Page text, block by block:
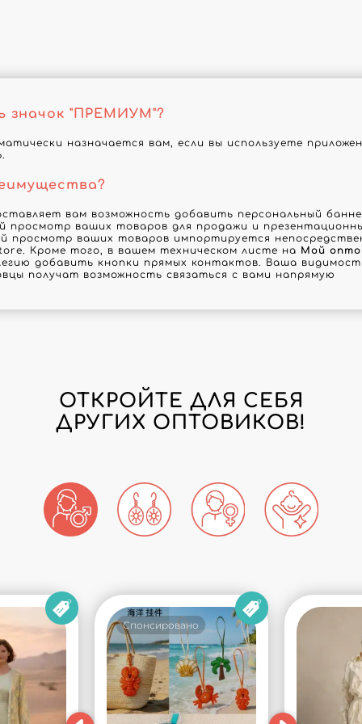
значок "ПРЕМИУМ"?
назначается вам, если вы используете
вам возможность добавить персональный
просмотр ваших товаров для продажи и
просмотр ваших товаров импортируется
Кроме того, в вашем техническом листе на Мой
добавить кнопки прямых контактов. Ваша
получат возможность связаться с вами напрямую
ОТКРОЙТЕ ДЛЯ СЕБЯ
ДРУГИХ ОПТОВИКОВ!
Спонсировано